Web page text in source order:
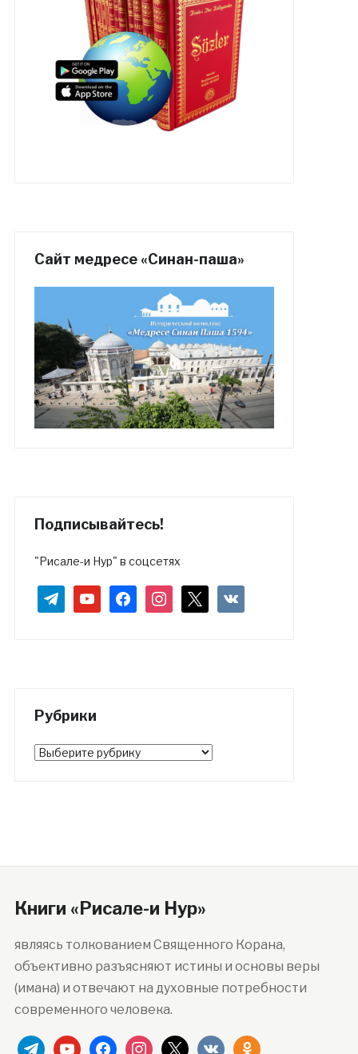
Сайт медресе «Синан-паша»
Подписывайтесь!
"Рисале-и Нур" в соцсетях
telegramyoutubefacebookinstagram vkontakte
Рубрики
Рубрики
Книги «Рисале-и Нур»
являясь толкованием Священного Корана,
объективно разъясняют истины и основы веры
(имана) и отвечают на духовные потребности
современного человека.
telegramyoutubefacebookinstagram
x vkontakteodnoklassniki